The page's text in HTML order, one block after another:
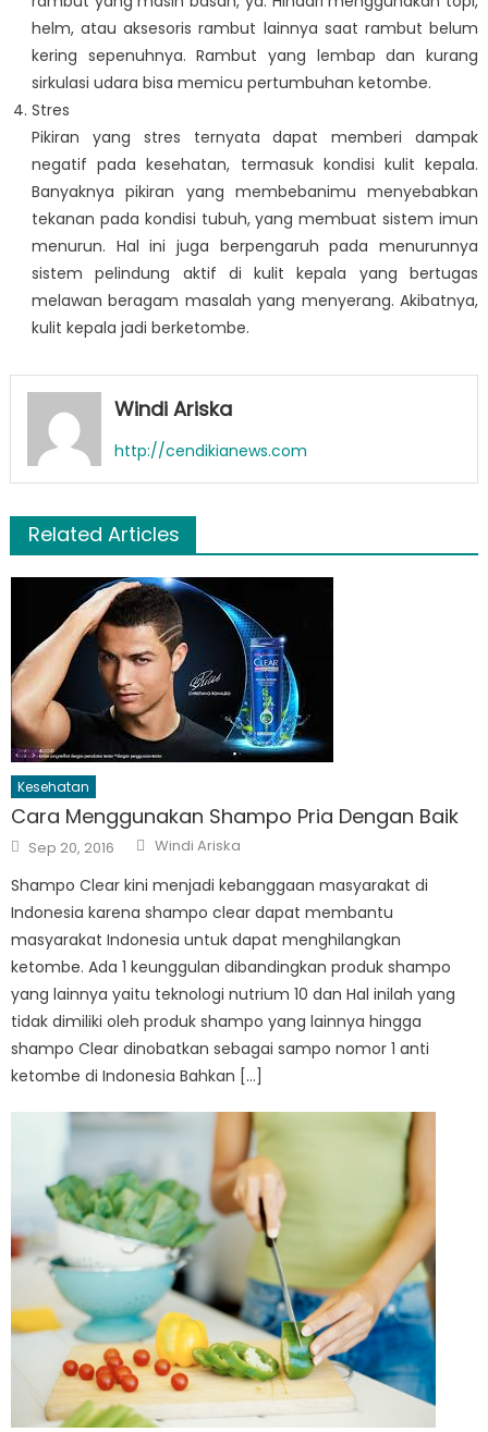
helm, atau aksesoris rambut lainnya saat rambut belum
kering sepenuhnya. Rambut yang lembap dan kurang
sirkulasi udara bisa memicu pertumbuhan ketombe.
Stres
Pikiran yang stres ternyata dapat memberi dampak
negatif pada kesehatan, termasuk kondisi kulit kepala.
Banyaknya pikiran yang membebanimu menyebabkan
tekanan pada kondisi tubuh, yang membuat sistem imun
menurun. Hal ini juga berpengaruh pada menurunnya
sistem pelindung aktif di kulit kepala yang bertugas
melawan beragam masalah yang menyerang. Akibatnya,
kulit kepala jadi berketombe.
Windi Ariska
http://cendikianews.com
Related Articles
Kesehatan
Cara Menggunakan Shampo Pria Dengan Baik
Posted
on
Sep 20, 2016 Author
Windi Ariska
Shampo Clear kini menjadi kebanggaan masyarakat di
Indonesia karena shampo clear dapat membantu
masyarakat Indonesia untuk dapat menghilangkan
ketombe. Ada 1 keunggulan dibandingkan produk shampo
yang lainnya yaitu teknologi nutrium 10 dan Hal inilah yang
tidak dimiliki oleh produk shampo yang lainnya hingga
shampo Clear dinobatkan sebagai sampo nomor 1 anti
ketombe di Indonesia Bahkan […]